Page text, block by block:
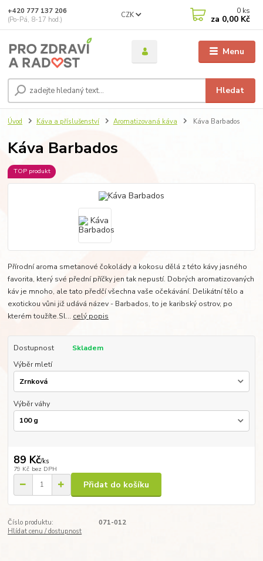
Menu
CZK
Hledat
+420 777 137 206
(Po-Pá, 8-17 hod.)
0 ks
za 0,00 Kč
Úvod Káva a příslušenství Aromatizovaná káva Káva Barbados
Káva Barbados
TOP produkt
Přírodní aroma smetanové čokolády a kokosu dělá z této kávy jasného
favorita, který své přední příčky jen tak nepustí. Dobrých aromatizovaných
káv je mnoho, ale tato předčí všechna vaše očekávání. Delikátní tělo a
exotickou vůni již udává název - Barbados, to je karibský ostrov, po
kterém toužíte.Sl... celý popis
Dostupnost
Skladem
Výběr mletí
Výběr váhy
89 Kč/ks
79 Kč bez DPH
Přidat do košíku
Číslo produktu:
071-012
Hlídat cenu / dostupnost